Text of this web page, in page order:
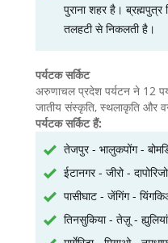
पुराना शहर है। ब्रह्मपुत्र
तलहटी से निकलती है।
पर्यटक सर्किट
अरुणाचल प्रदेश पर्यटन ने 12
जातीय संस्कृति, स्थलाकृति और
पर्यटक सर्किट हैं:
तेजपुर - भालुकपोंग -
ईटानगर - जीरो -
पासीघाट - जेंगिंग -
तिनसुकिया - तेज़ू -